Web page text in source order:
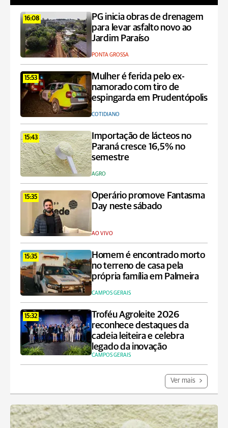
16:08
PG inicia obras de drenagem
para levar asfalto novo ao
Jardim Paraíso
PONTA GROSSA
15:53
Mulher é ferida pelo ex-
namorado com tiro de
espingarda em Prudentópolis
COTIDIANO
15:43
Importação de lácteos no
Paraná cresce 16,5% no
semestre
AGRO
15:35
Operário promove Fantasma
Day neste sábado
AO VIVO
15:35
Homem é encontrado morto
no terreno de casa pela
própria família em Palmeira
CAMPOS GERAIS
15:32
Troféu Agroleite 2026
reconhece destaques da
cadeia leiteira e celebra
legado da inovação
CAMPOS GERAIS
Ver mais